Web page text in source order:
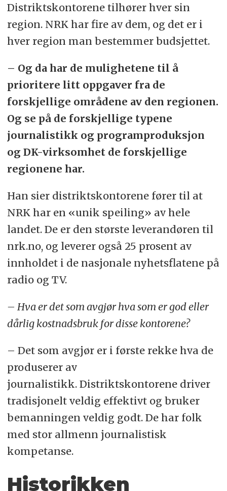
Distriktskontorene tilhører hver sin
region. NRK har fire av dem, og det er i
hver region man bestemmer budsjettet.
– Og da har de mulighetene til å
prioritere litt oppgaver fra de
forskjellige områdene av den regionen.
Og se på de forskjellige typene
journalistikk og programproduksjon
og DK-virksomhet de forskjellige
regionene har.
Han sier distriktskontorene fører til at
NRK har en «unik speiling» av hele
landet. De er den største leverandøren til
nrk.no, og leverer også 25 prosent av
innholdet i de nasjonale nyhetsflatene på
radio og TV.
– Hva er det som avgjør hva som er god eller
dårlig kostnadsbruk for disse kontorene?
– Det som avgjør er i første rekke hva de
produserer av
journalistikk. Distriktskontorene driver
tradisjonelt veldig effektivt og bruker
bemanningen veldig godt. De har folk
med stor allmenn journalistisk
kompetanse.
Historikken